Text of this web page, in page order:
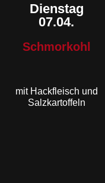
Dienstag
07.04.
Schmorkohl
mit Hackfleisch und
Salzkartoffeln